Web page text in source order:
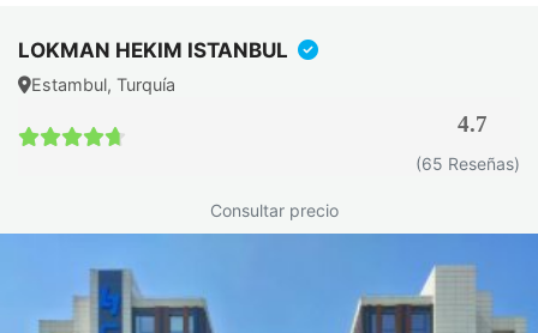
LOKMAN HEKIM ISTANBUL
Estambul, Turquía
4.7
(65 Reseñas)
Consultar precio